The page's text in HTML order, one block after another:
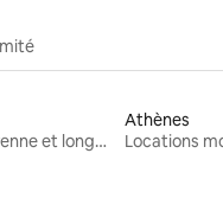
Locations moyenne et longue durée
Athènes